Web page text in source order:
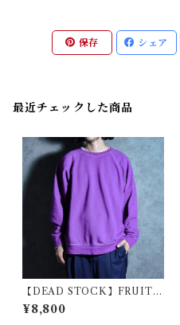
保存 シェア
最近チェックした商品
【DEAD STOCK】FRUIT
OF THE LOOM Euro Mod
el Sweat Purple フルーツオ
¥8,800